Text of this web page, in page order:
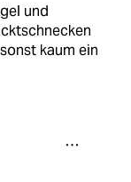
und
kaum ein